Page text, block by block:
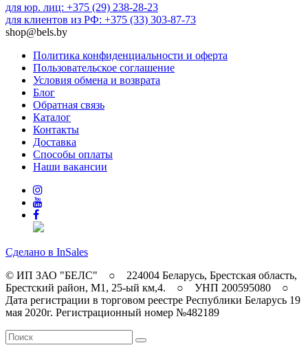
для юр. лиц: +375 (29) 238-28-23
для клиентов из РФ: +375 (33) 303-87-73
shop@bels.by
Политика конфиденциальности и оферта
Пользовательское соглашение
Условия обмена и возврата
Блог
Обратная связь
Каталог
Контакты
Доставка
Способы оплаты
Наши вакансии
Сделано в InSales
© ИП ЗАО "БЕЛС" ○ 224004 Беларусь, Брестская область,
Брестский район, M1, 25-ый км,4. ○ УНП 200595080 ○
Дата регистрации в торговом реестре Республики Беларусь 19
мая 2020г. Регистрационный номер №482189